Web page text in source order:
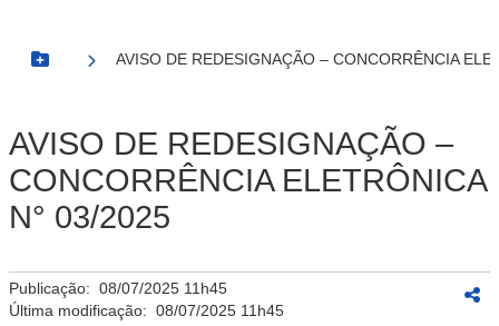
Botão Menu
AVISO DE REDESIGNAÇÃO – CONCORRÊNCIA
AVISO DE REDESIGNAÇÃO –
CONCORRÊNCIA ELETRÔNICA
N° 03/2025
Publicação: 08/07/2025 11h45
Última modificação: 08/07/2025 11h45